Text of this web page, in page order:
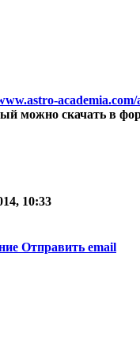
можно скачать в
10:33
Отправить email